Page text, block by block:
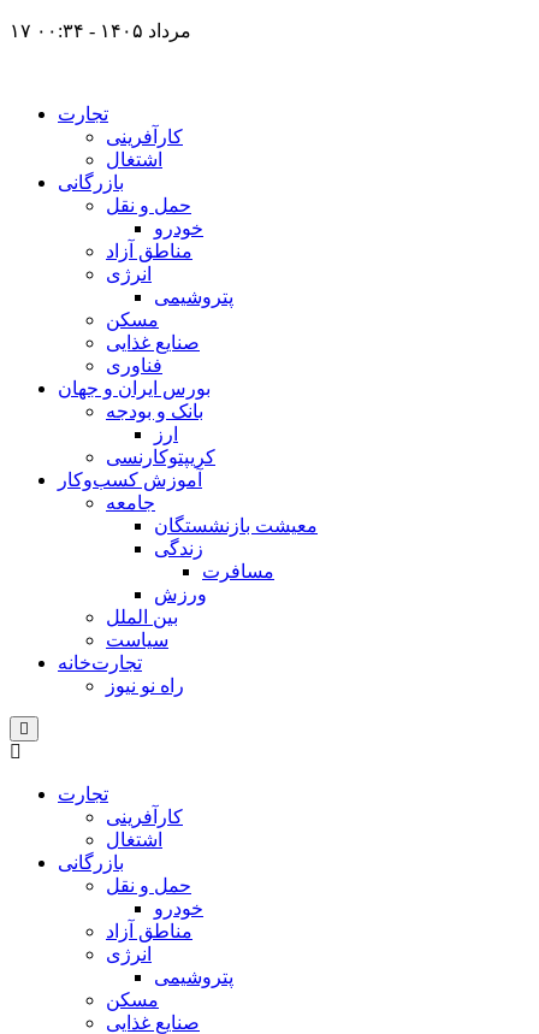
۱۷ مرداد ۱۴۰۵ - ۰۰:۳۴
تجارت
کارآفرینی
اشتغال
بازرگانی
حمل و نقل
خودرو
مناطق آزاد
انرژی
پتروشیمی
مسکن
صنایع غذایی
فناوری
بورس ایران و جهان
بانک و بودجه
ارز
کریپتوکارنسی
آموزش کسب‌وکار
جامعه
معیشت بازنشستگان
زندگی
مسافرت
ورزش
بین الملل
سیاست
تجارت‌خانه
راه نو نیوز
تجارت
کارآفرینی
اشتغال
بازرگانی
حمل و نقل
خودرو
مناطق آزاد
انرژی
پتروشیمی
مسکن
صنایع غذایی